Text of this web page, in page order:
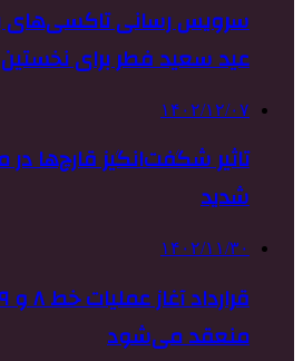
سرویس رسانی تاکسی‌های
عید سعید فطر برای نخستین
۱۴۰۲/۱۲/۰۷
تاثیر شگفت‌انگیز قارچ‌ها در
شدید
۱۴۰۲/۱۱/۳۰
منعقد می‌شود